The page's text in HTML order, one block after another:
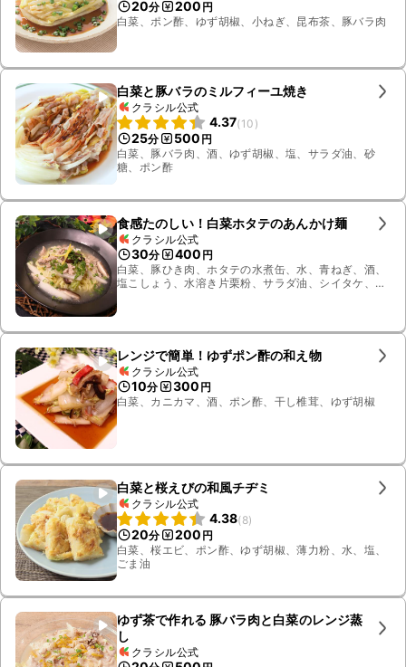
20分 200 円
白菜、ポン酢、ゆず胡椒、小ねぎ、昆布茶、豚バラ肉
白菜と豚バラのミルフィーユ焼き
クラシル公式
4.37(10 )
25分 500 円
白菜、豚バラ肉、酒、ゆず胡椒、塩、サラダ油、砂
糖、ポン酢
食感たのしい！白菜ホタテのあんかけ麺
クラシル公式
30分 400 円
白菜、豚ひき肉、ホタテの水煮缶、水、青ねぎ、酒、
塩こしょう、水溶き片栗粉、サラダ油、シイタケ、柚
レンジで簡単！ゆずポン酢の和え物
クラシル公式
10分 300 円
白菜、カニカマ、酒、ポン酢、干し椎茸、ゆず胡椒
白菜と桜えびの和風チヂミ
クラシル公式
4.38(8)
20分 200 円
白菜、桜エビ、ポン酢、ゆず胡椒、薄力粉、水、塩、
ごま油
ゆず茶で作れる 豚バラ肉と白菜のレンジ蒸
し
クラシル公式